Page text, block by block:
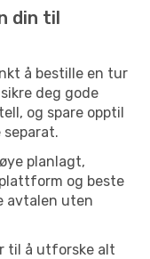
din til
å bestille en tur
deg gode
og spare opptil
separat.
planlagt,
og beste
avtalen uten
til å utforske alt